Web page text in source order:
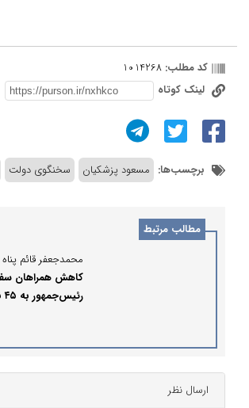
کد مطلب: 1014268
لینک کوتاه
برچسب‌ها: مسعود پزشکیان سخنگوی دولت
مطالب مرتبط
محمدجعفر قائم پناه
کاهش همراهان
ارسال نظر